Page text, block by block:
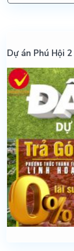
Dự án Phú Hội 2